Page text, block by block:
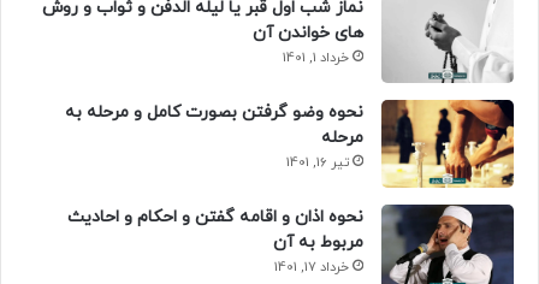
نماز شب اول قبر یا لیله الدفن و ثواب و روش
های خواندن آن
خرداد 1, 1401
نحوه وضو گرفتن بصورت کامل و مرحله به
مرحله
تیر 16, 1401
نحوه اذان و اقامه گفتن و احکام و احادیث
مربوط به آن
خرداد 17, 1401